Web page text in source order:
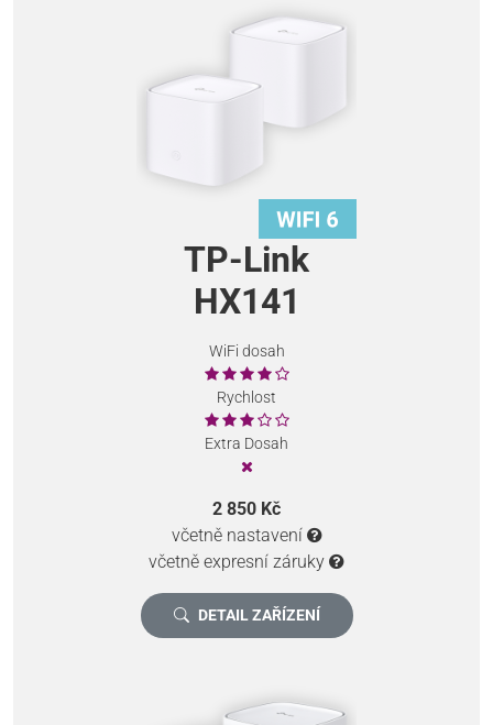
TP-Link
HX141
WiFi dosah
Rychlost
Extra Dosah
2 850 Kč
včetně nastavení
včetně expresní záruky
DETAIL ZAŘÍZENÍ